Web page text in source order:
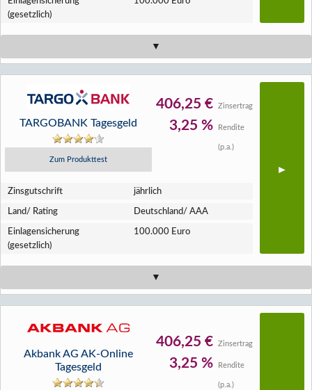
(gesetzlich)
TARGOBANK Tagesgeld
Zum Produkttest
406,25 € Zinsertrag
3,25 % Rendite
(p.a.)
Zins­gutschrift jährlich
Land/ Rating Deutschland/ AAA
Einlagen­sicherung
(gesetzlich)
100.000 Euro
Akbank AG AK-Online
Tagesgeld
406,25 € Zinsertrag
3,25 % Rendite
(p.a.)